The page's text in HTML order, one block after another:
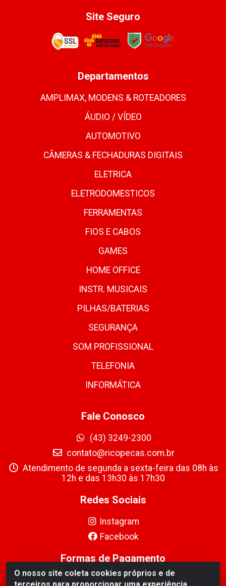
O nosso site coleta cookies próprios e de
Site Seguro
Departamentos
AMPLIMAX, MODENS & ROTEADORES
ÁUDIO / VÍDEO
AUTOMOTIVO
CÂMERAS & FECHADURAS DIGITAIS
ELETRICA
ELETRODOMESTICOS
FERRAMENTAS
FIOS E CABOS
GAMES
HOME OFFICE
INSTR. MUSICAIS
PILHAS/BATERIAS
SEGURANÇA
SOM PROFISSIONAL
TELEFONIA
INFORMÁTICA
Fale Conosco
(43) 3249-2300
contato@ricopecas.com.br
Atendimento de segunda a sexta-feira das 08h às
12h e das 13h30 às 17h30
Redes Sociais
Instagram
Facebook
Formas de Pagamento